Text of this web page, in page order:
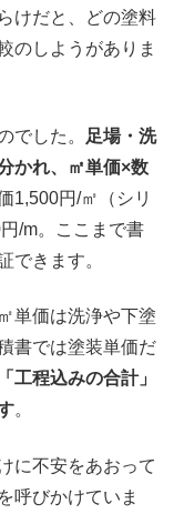
けだと、どの塗料
のしようがありま
でした。
足場・洗
かれ、㎡単価×数
1,500円/㎡（シリ
/m。ここまで書
できます。
単価は洗浄や下塗
書では塗装単価だ
工程込みの合計」
。
に不安をあおって
呼びかけていま